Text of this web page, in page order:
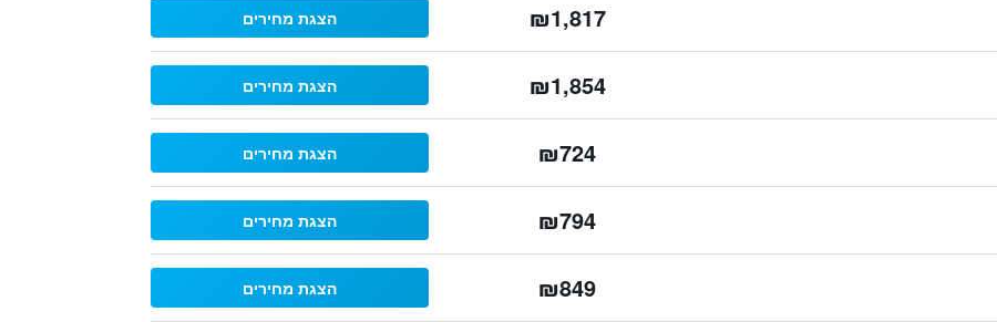
₪1,817 הצגת מחירים
₪1,854 הצגת מחירים
₪724 הצגת מחירים
₪794 הצגת מחירים
₪849 הצגת מחירים